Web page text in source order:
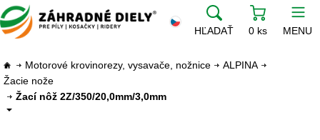
HĽADAŤ 0 ks MENU
Motorové krovinorezy, vysavače, nožnice
ALPINA
Žacie nože
Žací nôž 2Z/350/20,0mm/3,0mm